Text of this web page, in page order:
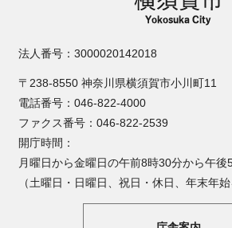
法人番号：3000020142018
〒238-8550 神奈川県横須賀市小川町11
電話番号：046-822-4000
ファクス番号：046-822-2539
開庁時間：
月曜日から金曜日の午前8時30分から午後
（土曜日・日曜日、祝日・休日、年末年始